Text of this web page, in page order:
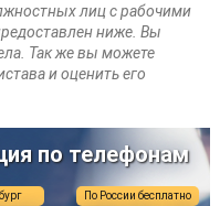
лиц с рабочими
ниже. Вы
Так же вы можете
и оценить его
по телефонам
По России бесплатно